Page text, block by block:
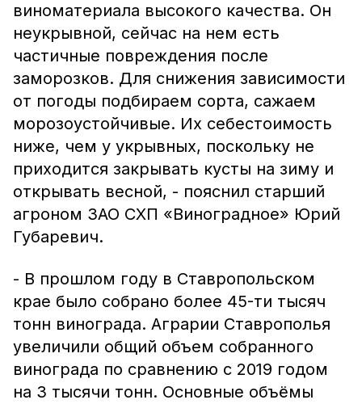
виноматериала высокого качества. Он
неукрывной, сейчас на нем есть
частичные повреждения после
заморозков. Для снижения зависимости
от погоды подбираем сорта, сажаем
морозоустойчивые. Их себестоимость
ниже, чем у укрывных, поскольку не
приходится закрывать кусты на зиму и
открывать весной, - пояснил старший
агроном ЗАО СХП «Виноградное» Юрий
Губаревич.
- В прошлом году в Ставропольском
крае было собрано более 45-ти тысяч
тонн винограда. Аграрии Ставрополья
увеличили общий объем собранного
винограда по сравнению с 2019 годом
на 3 тысячи тонн. Основные объёмы